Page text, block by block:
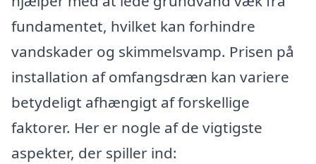
fundamentet, hvilket kan forhindre
vandskader og skimmelsvamp. Prisen på
installation af omfangsdræn kan variere
betydeligt afhængigt af forskellige
faktorer. Her er nogle af de vigtigste
aspekter, der spiller ind: